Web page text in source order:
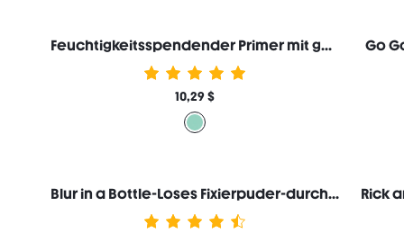
Feuchtigkeitsspendender Primer mit gutem Griff
10,29 $
Go
Blur in a Bottle-Loses Fixierpuder-durchscheinend